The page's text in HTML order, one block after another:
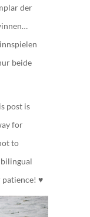
der
beide
post is
for
to
patience! ♥